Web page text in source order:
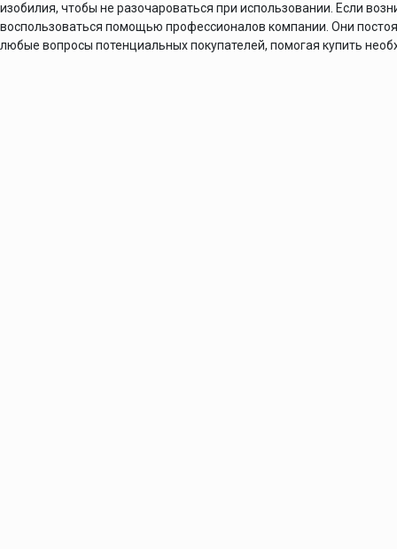
изобилия, чтобы не разочароваться при использовании. Если
воспользоваться помощью профессионалов компании. Они
любые вопросы потенциальных покупателей, помогая купить